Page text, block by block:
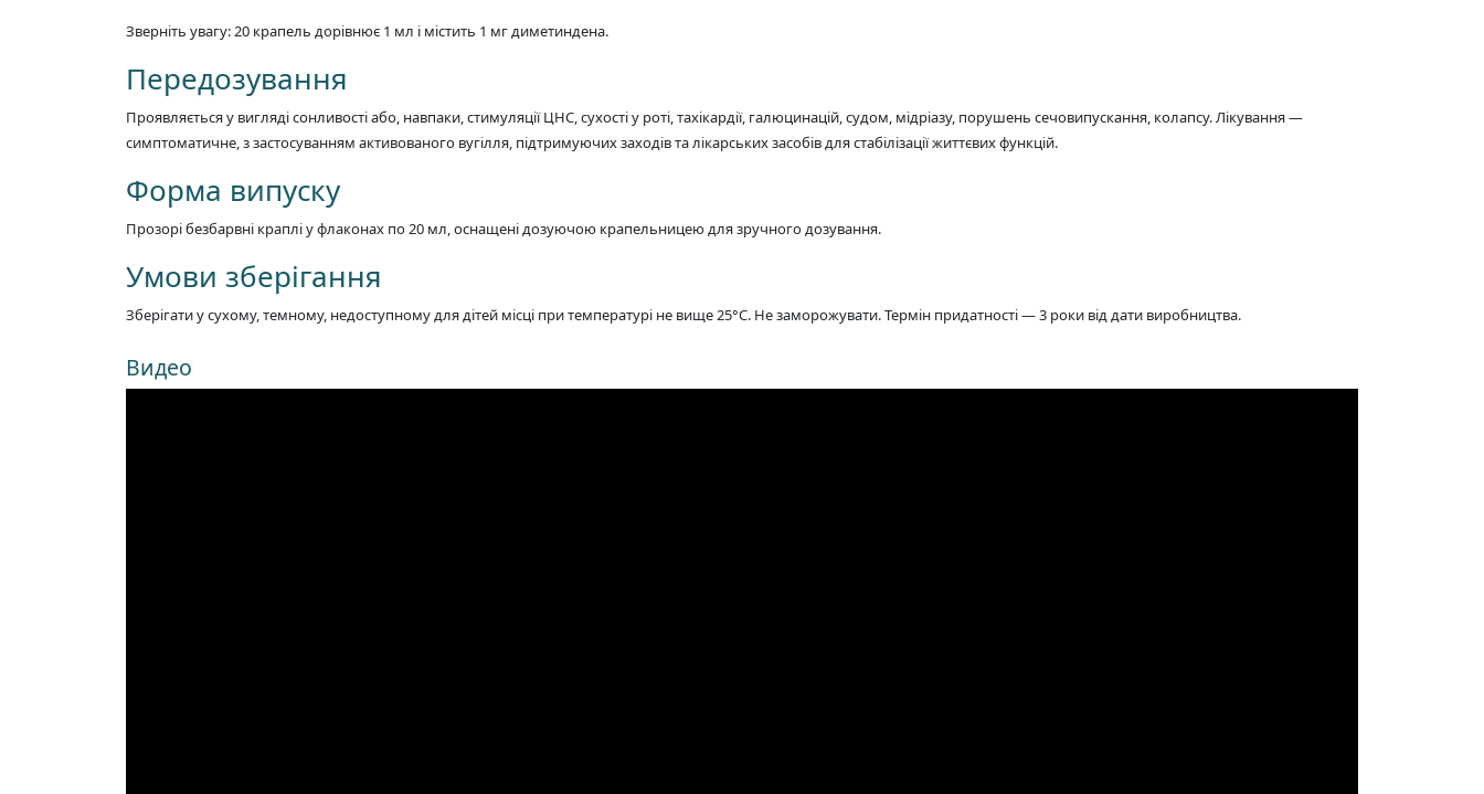
Зверніть увагу: 20 крапель дорівнює 1 мл і містить 1 мг диметиндена.
Передозування
Проявляється у вигляді сонливості або, навпаки, стимуляції ЦНС, сухості у роті, тахікардії, галюцинацій, судом, мідріазу, порушень сечовипускання, колапсу. Лікування —
симптоматичне, з застосуванням активованого вугілля, підтримуючих заходів та лікарських засобів для стабілізації життєвих функцій.
Форма випуску
Прозорі безбарвні краплі у флаконах по 20 мл, оснащені дозуючою крапельницею для зручного дозування.
Умови зберігання
Зберігати у сухому, темному, недоступному для дітей місці при температурі не вище 25°C. Не заморожувати. Термін придатності — 3 роки від дати виробництва.
Видео